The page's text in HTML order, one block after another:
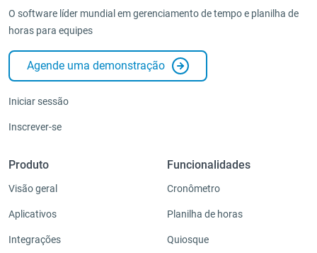
Integrações e complementos
Administração
Aplicativos
O software líder mundial em gerenciamento de tempo e planilha de
horas para equipes
Agende uma demonstração
Iniciar sessão
Inscrever-se
Produto
Visão geral
Aplicativos
Integrações
Funcionalidades
Cronômetro
Planilha de horas
Quiosque